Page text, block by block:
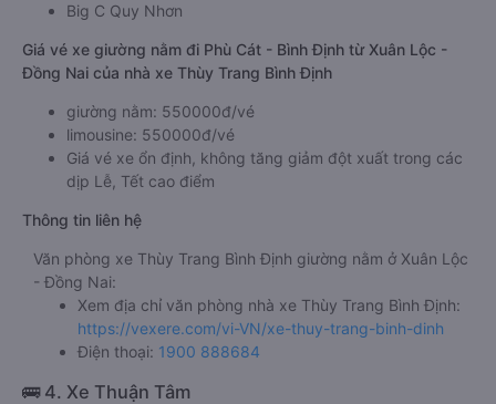
Big C Quy Nhơn
Giá vé xe giường nằm đi Phù Cát - Bình Định từ Xuân Lộc -
Đồng Nai của nhà xe Thùy Trang Bình Định
giường nằm: 550000đ/vé
limousine: 550000đ/vé
Giá vé xe ổn định, không tăng giảm đột xuất trong các
dịp Lễ, Tết cao điểm
Thông tin liên hệ
Văn phòng xe Thùy Trang Bình Định giường nằm ở Xuân Lộc
- Đồng Nai:
Xem địa chỉ văn phòng nhà xe Thùy Trang Bình Định:
https://vexere.com/vi-VN/xe-thuy-trang-binh-dinh
Điện thoại: 1900 888684
🚌 4. Xe Thuận Tâm